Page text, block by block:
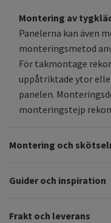
Montering av
Panelerna kan även
monteringsmetod
För takmontage
uppåtriktade ytor
panelen.
monteringstejp
Montering och
Guider och inspiration
Frakt och leverans